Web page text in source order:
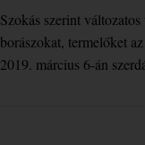
Szokás szerint
borászokat, termelőket
2019. március 6-án